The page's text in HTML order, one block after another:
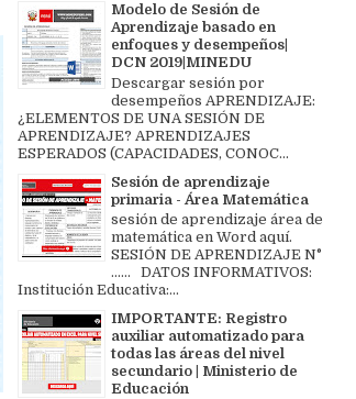
Modelo de Sesión de
Aprendizaje basado en
enfoques y desempeños|
DCN 2019|MINEDU
Descargar sesión por
desempeños APRENDIZAJE:
¿ELEMENTOS DE UNA SESIÓN DE
APRENDIZAJE? APRENDIZAJES
ESPERADOS (CAPACIDADES, CONOC...
Sesión de aprendizaje
primaria - Área Matemática
sesión de aprendizaje área de
matemática en Word aquí.
SESIÓN DE APRENDIZAJE N°
...... DATOS INFORMATIVOS:
Institución Educativa:...
IMPORTANTE: Registro
auxiliar automatizado para
todas las áreas del nivel
secundario | Ministerio de
Educación